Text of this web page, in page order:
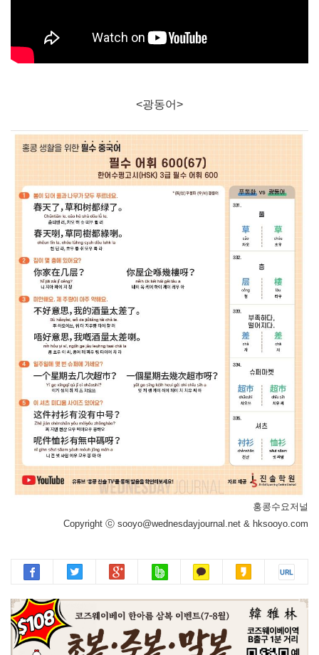
<광동어>
홍콩수요저널
Copyright ⓒ sooyo@wednesdayjournal.net & hksooyo.com